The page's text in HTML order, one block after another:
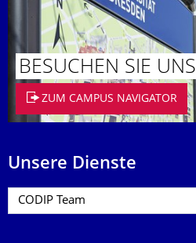
BESUCHEN SIE UNS
ZUM CAMPUS NAVIGATOR
Unsere Dienste